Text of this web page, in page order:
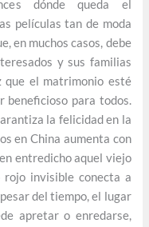
dónde queda el
películas tan de moda
en muchos casos, debe
y sus familias
que el matrimonio esté
beneficioso para todos.
la felicidad en la
en China aumenta con
entredicho aquel viejo
rojo invisible conecta a
del tiempo, el lugar
apretar o enredarse,